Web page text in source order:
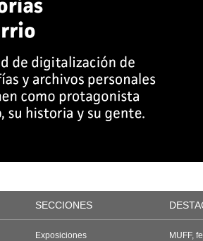
SECCIONES
Exposiciones
MUFF,